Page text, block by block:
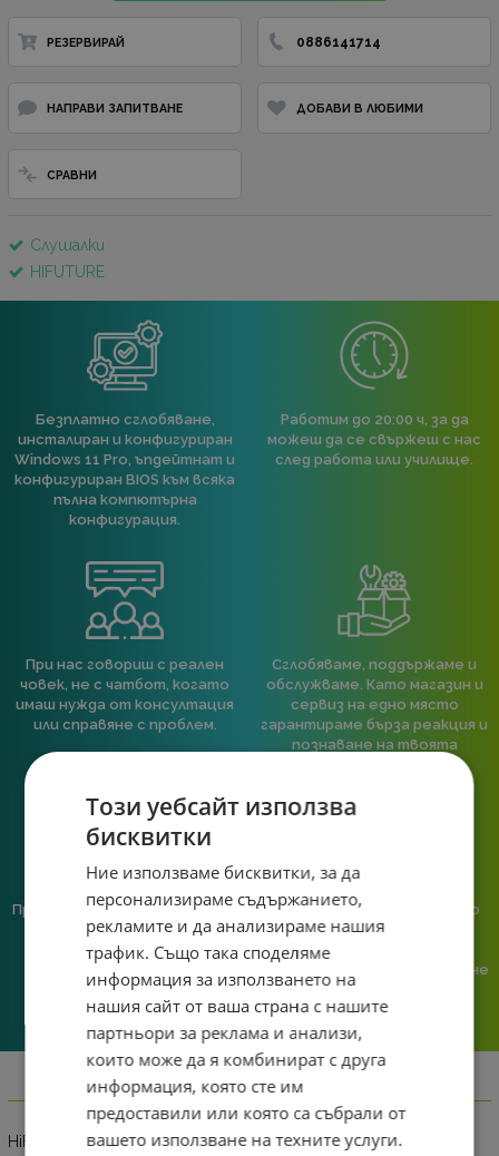
РЕЗЕРВИРАЙ 0886141714
НАПРАВИ ЗАПИТВАНЕ ДОБАВИ В ЛЮБИМИ
СРАВНИ
Слушалки
HIFUTURE
Безплатно сглобяване,
инсталиран и конфигуриран
Windows 11 Pro, ъпдейтнат и
конфигуриран BIOS към всяка
пълна компютърна
конфигурация.
Работим до 20:00 ч, за да
можеш да се свържеш с нас
след работа или училище.
При нас говориш с реален
човек, не с чатбот, когато
имаш нужда от консултация
или справяне с проблем.
Сглобяваме, поддържаме и
обслужваме. Като магазин и
сервиз на едно място
гарантираме бърза реакция и
познаване на твоята
Предлагаме различни методи
на плащане, включително
възможност за плащане с
криптовалута.
Ние сме малък екип и точно
затова поемаме лична
отговорност за всяка
поръчка. Ако има проблем – не
го прехвърляме, а го
решаваме.
Информация
HiFuture FlyBuds4 ANC са стилни безжични слушалки,
Този уебсайт използва
бисквитки
Ние използваме бисквитки, за да
персонализираме съдържанието,
рекламите и да анализираме нашия
трафик. Също така споделяме
информация за използването на
нашия сайт от ваша страна с нашите
партньори за реклама и анализи,
които може да я комбинират с друга
информация, която сте им
предоставили или която са събрали от
вашето използване на техните услуги.